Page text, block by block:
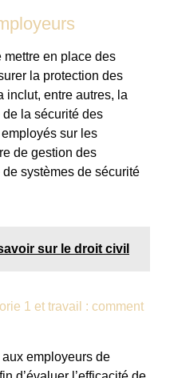
mettre en place des
la protection des
inclut, entre autres, la
la sécurité des
sur les
de gestion des
systèmes de sécurité
sur le droit civil
1 et travail : comment
aux employeurs de